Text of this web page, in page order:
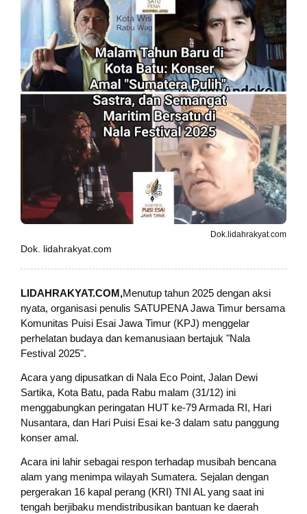
Dok.lidahrakyat.com
Dok. lidahrakyat.com
LIDAHRAKYAT.COM,Menutup tahun 2025 dengan aksi
nyata, organisasi penulis SATUPENA Jawa Timur bersama
Komunitas Puisi Esai Jawa Timur (KPJ) menggelar
perhelatan budaya dan kemanusiaan bertajuk "Nala
Festival 2025".
Acara yang dipusatkan di Nala Eco Point, Jalan Dewi
Sartika, Kota Batu, pada Rabu malam (31/12) ini
menggabungkan peringatan HUT ke-79 Armada RI, Hari
Nusantara, dan Hari Puisi Esai ke-3 dalam satu panggung
konser amal.
Acara ini lahir sebagai respon terhadap musibah bencana
alam yang menimpa wilayah Sumatera. Sejalan dengan
pergerakan 16 kapal perang (KRI) TNI AL yang saat ini
tengah berjibaku mendistribusikan bantuan ke daerah